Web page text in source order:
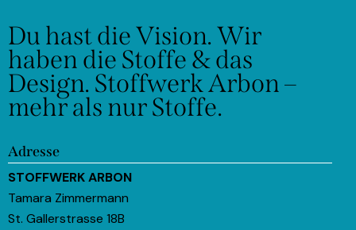
Du hast die Vision.Wir
haben die Stoffe & das
Design. Stoffwerk Arbon –
mehr als nur Stoffe.
Adresse
STOFFWERK ARBON
Tamara Zimmermann
St. Gallerstrasse 18B